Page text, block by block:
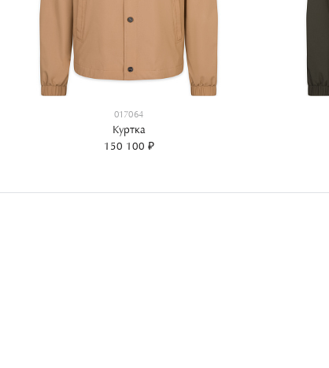
017064
Куртка
150 100 ₽